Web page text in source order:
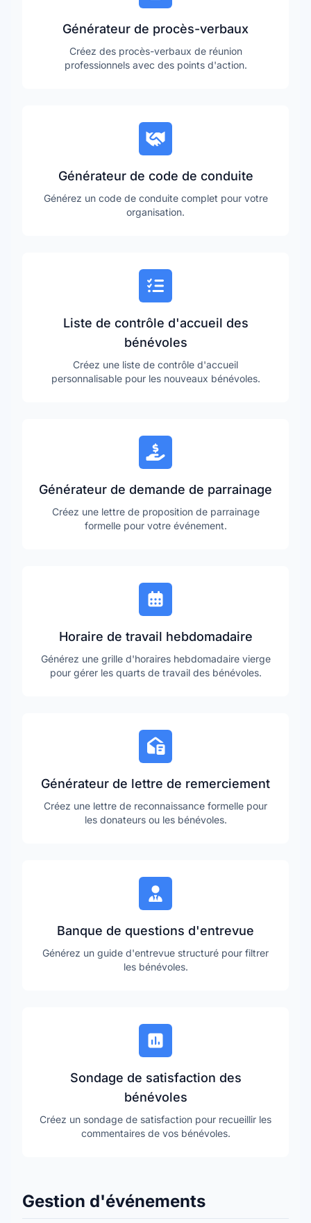
Générateur de procès-verbaux
Créez des procès-verbaux de réunion
professionnels avec des points d'action.
Générateur de code de conduite
Générez un code de conduite complet pour votre
organisation.
Liste de contrôle d'accueil des
bénévoles
Créez une liste de contrôle d'accueil
personnalisable pour les nouveaux bénévoles.
Générateur de demande de parrainage
Créez une lettre de proposition de parrainage
formelle pour votre événement.
Horaire de travail hebdomadaire
Générez une grille d'horaires hebdomadaire vierge
pour gérer les quarts de travail des bénévoles.
Générateur de lettre de remerciement
Créez une lettre de reconnaissance formelle pour
les donateurs ou les bénévoles.
Banque de questions d'entrevue
Générez un guide d'entrevue structuré pour filtrer
les bénévoles.
Sondage de satisfaction des
bénévoles
Créez un sondage de satisfaction pour recueillir les
commentaires de vos bénévoles.
Gestion d'événements